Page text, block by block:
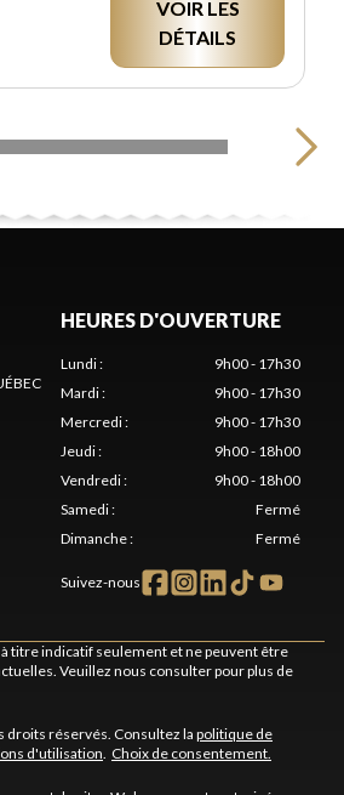
VOIR LES
DÉTAILS
HEURES D'OUVERTURE
Lundi:
9h00 - 17h30
Mardi:
9h00 - 17h30
Mercredi:
9h00 - 17h30
Jeudi:
9h00 - 18h00
Vendredi:
9h00 - 18h00
Samedi:
Fermé
Dimanche: Fermé
Suivez-nous
titre indicatif seulement et ne peuvent être
Veuillez nous consulter pour plus de
droits réservés. Consultez la politique de
d'utilisation Choix de consentement.